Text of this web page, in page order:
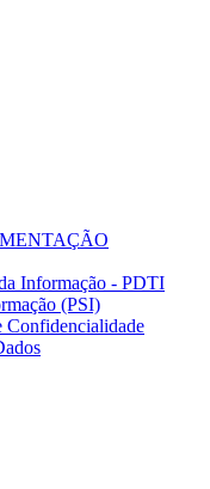
Informação - PDTI
(PSI)
Confidencialidade